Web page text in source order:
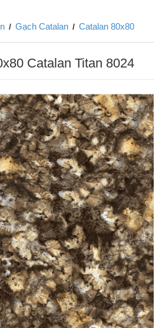
/ Gạch Catalan / Catalan 80x80
Catalan Titan 8024